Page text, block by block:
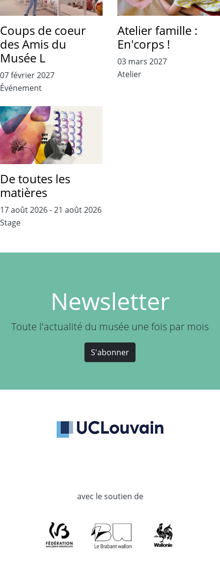
Coups de coeur
des Amis du
Musée L
07 février 2027
Événement
Atelier famille :
En'corps !
03 mars 2027
Atelier
De toutes les
matières
17 août 2026-21 août 2026
Stage
Newsletter
Toute l'actualité du musée une fois par mois
S'abonner
avec le soutien de